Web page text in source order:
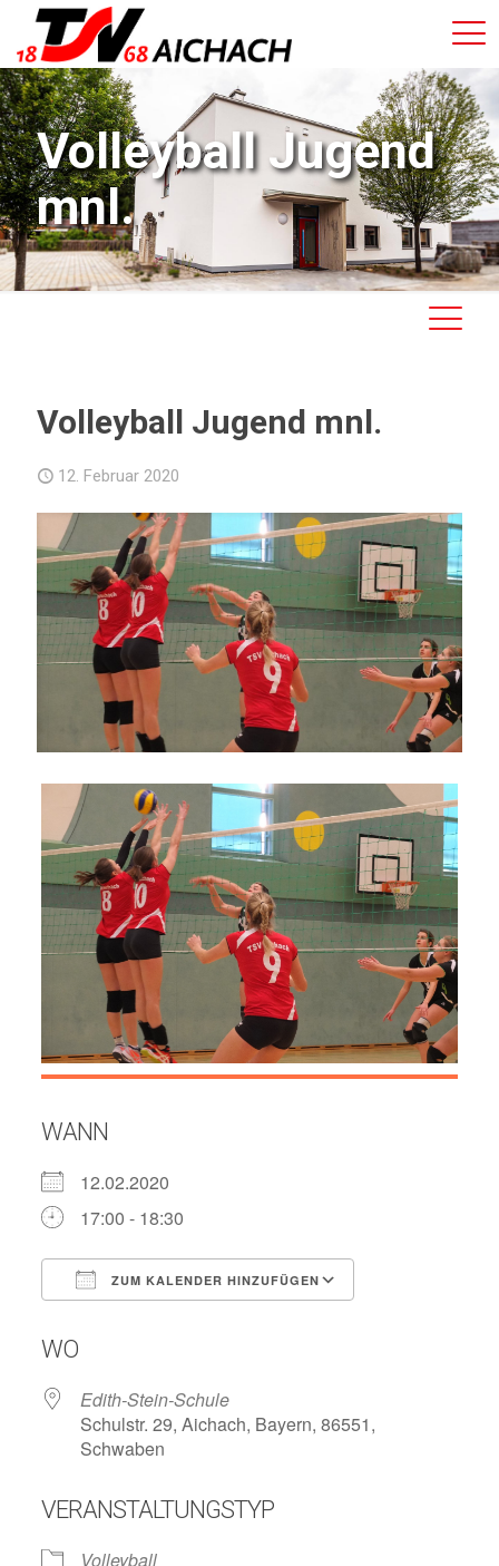
Volleyball Jugend
mnl.
Volleyball Jugend mnl.
12. Februar 2020
WANN
12.02.2020
17:00 - 18:30
ZUM KALENDER HINZUFÜGEN
WO
Edith-Stein-Schule
Schulstr. 29, Aichach, Bayern, 86551,
Schwaben
VERANSTALTUNGSTYP
Volleyball